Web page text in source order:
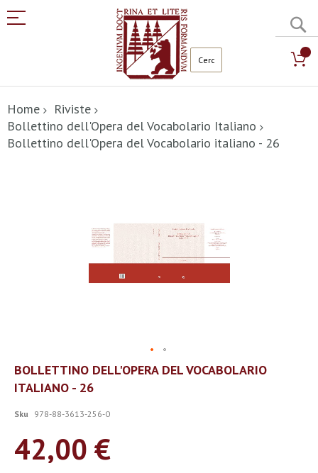
al
contenuto
Home
Riviste
Bollettino dell'Opera del Vocabolario Italiano
Bollettino dell'Opera del Vocabolario italiano - 26
Vai
all'inizio
della
di
BOLLETTINO DELL'OPERA DEL VOCABOLARIO
ITALIANO - 26
Sku 978-88-3613-256-0
42,00 €